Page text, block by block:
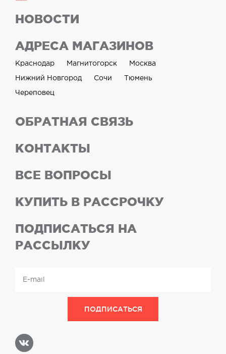
НОВОСТИ
АДРЕСА МАГАЗИНОВ
Краснодар Магнитогорск Москва
Нижний Новгород Сочи Тюмень
Череповец
ОБРАТНАЯ СВЯЗЬ
КОНТАКТЫ
ВСЕ ВОПРОСЫ
КУПИТЬ В РАССРОЧКУ
ПОДПИСАТЬСЯ НА
РАССЫЛКУ